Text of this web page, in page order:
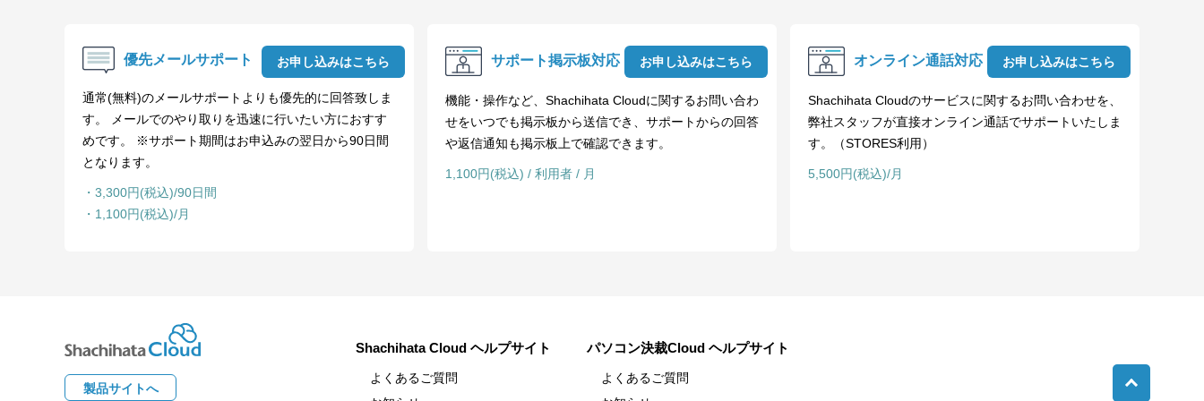
優先メールサポート
通常(無料)のメールサポートよりも優先的に回答致しま
す。 メールでのやり取りを迅速に行いたい方におすす
めです。 ※サポート期間はお申込みの翌日から90日間
となります。
・3,300円(税込)/90日間
・1,100円(税込)/月
お申し込みはこちら サポート掲示板対応
機能・操作など、Shachihata Cloudに関するお問い合わ
せをいつでも掲示板から送信でき、サポートからの回答
や返信通知も掲示板上で確認できます。
1,100円(税込) / 利用者 / 月
お申し込みはこちら オンライン通話対応
Shachihata Cloudのサービスに関するお問い合わせを、
弊社スタッフが直接オンライン通話でサポートいたしま
す。（STORES利用）
5,500円(税込)/月
お申し込みはこちら
製品サイトへ
Shachihata Cloud ヘルプサイト
よくあるご質問
パソコン決裁Cloud ヘルプサイト
よくあるご質問